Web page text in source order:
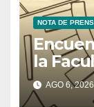
NOTA DE
la
AGO 6, 2026